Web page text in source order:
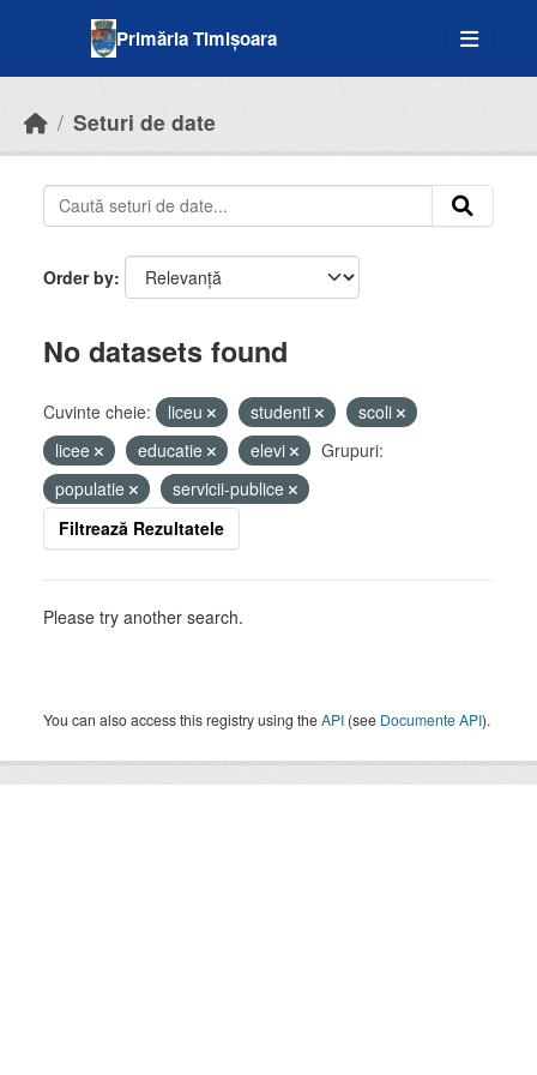
Primăria Timișoara
Seturi de date
Order by
No datasets found
Cuvinte cheie: liceu studenti
scoli
licee
educatie elevi
Grupuri:
populatie
servicii-publice
Filtrează Rezultatele
Please try another search.
You can also access this registry using theAPI (see Documente API).